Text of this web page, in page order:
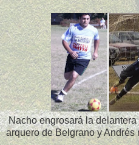
Nacho engrosará la
arquero de Belgrano y Andrés